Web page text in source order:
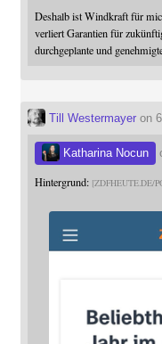
Deshalb ist Windkraft für
verliert Garantien für
durchgeplante und
Till Westermayeron
Katharina Nocun
Hintergrund: ZDFHEUTE.DE/